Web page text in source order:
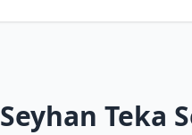
Seyhan Teka